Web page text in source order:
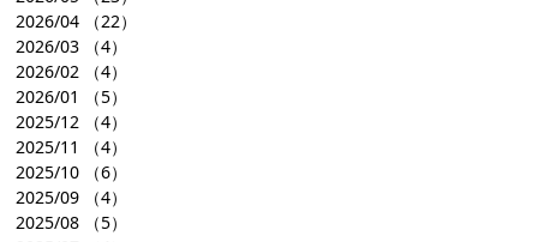
2026/04 （22）
2026/03 （4）
2026/02 （4）
2026/01
（5）
2025/12 （4）
2025/11
（4）
2025/10 （6）
2025/09 （4）
2025/08 （5）